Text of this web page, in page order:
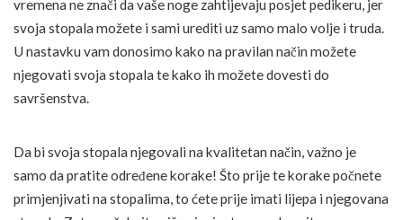
vremena ne znači da vaše noge zahtijevaju posjet pedikeru, jer
svoja stopala možete i sami urediti uz samo malo volje i truda.
U nastavku vam donosimo kako na pravilan način možete
njegovati svoja stopala te kako ih možete dovesti do
savršenstva.
Da bi svoja stopala njegovali na kvalitetan način, važno je
samo da pratite određene korake! Što prije te korake počnete
primjenjivati na stopalima, to ćete prije imati lijepa i njegovana